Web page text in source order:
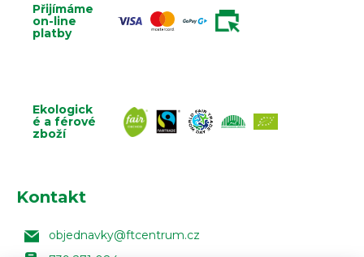
Přijímáme
on-line
platby
Ekologick
é a férové
zboží
Kontakt
objednavky@ftcentrum.cz